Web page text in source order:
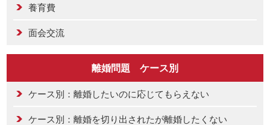
養育費
面会交流
離婚問題 ケース別
ケース別：離婚したいのに応じてもらえない
ケース別：離婚を切り出されたが離婚したくない